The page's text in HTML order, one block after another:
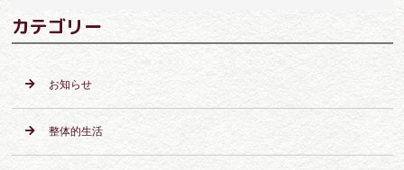
カテゴリー
お知らせ
整体的生活